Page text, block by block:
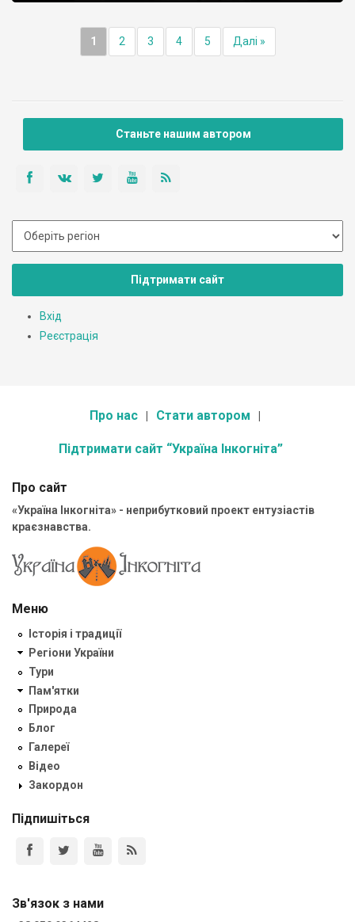
1 2 3 4 5 Далі »
Станьте нашим автором
Підтримати сайт
Вхід
Реєстрація
Про нас Стати автором
Підтримати сайт “Україна Інкогніта”
Про сайт
«Україна Інкогніта» - неприбутковий проект ентузіастів
краєзнавства.
Меню
Історія і традиції
Регіони України
Тури
Пам'ятки
Природа
Блог
Галереї
Відео
Закордон
Підпишіться
Зв'язок з нами